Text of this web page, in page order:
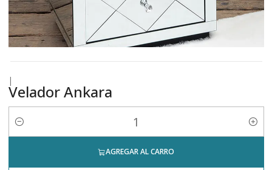
|
Velador Ankara
Cantidad
AGREGAR AL CARRO